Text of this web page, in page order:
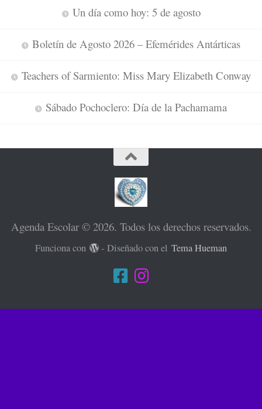
Un día como hoy: 5 de agosto
Boletín de Agosto 2026 – Efemérides Antárticas
Teachers of Sarmiento: Miss Mary Elizabeth Conway
Sábado Pochoclero: Día de la Pachamama
Agenda Escolar © 2026. Todos los derechos reservados.
Funciona con - Diseñado con elTema Hueman